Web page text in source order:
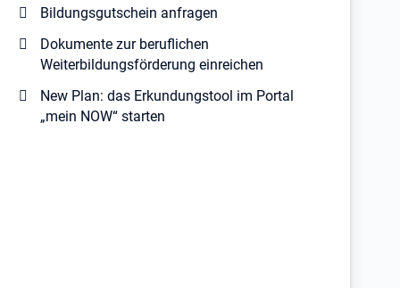
Bildungsgutschein anfragen
Dokumente zur beruflichen
Weiterbildungsförderung einreichen
New Plan: das Erkundungstool im Portal
„mein NOW“ starten